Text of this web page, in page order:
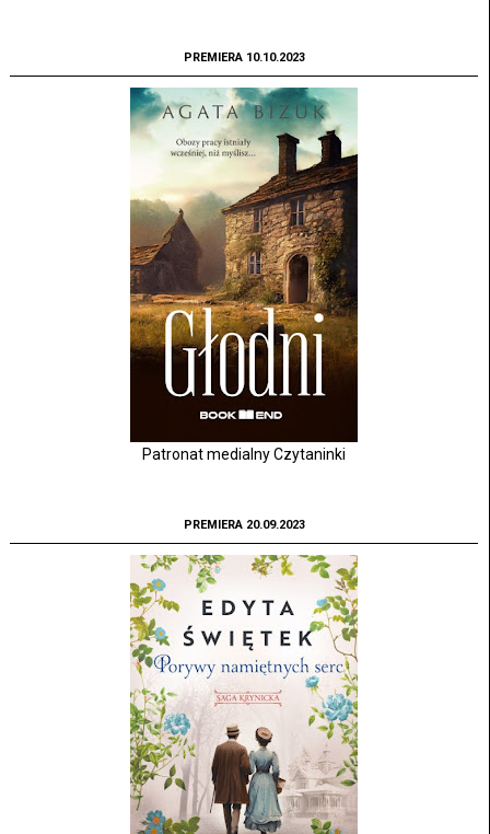
PREMIERA 10.10.2023
Patronat medialny Czytaninki
PREMIERA 20.09.2023